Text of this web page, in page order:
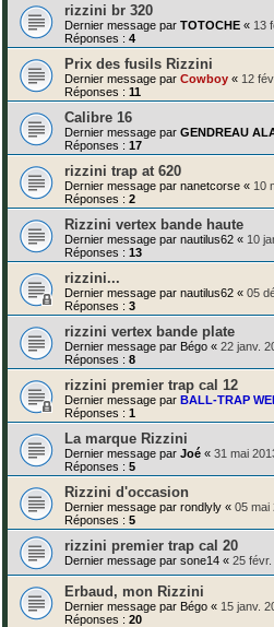
rizzini br 320
Dernier message par TOTOCHE « 13
Réponses : 4
Prix des fusils Rizzini
Dernier message par Cowboy « 12
Réponses : 11
Calibre 16
Dernier message par GENDREAU
Réponses : 17
rizzini trap at 620
Dernier message par nanetcorse « 10
Réponses : 2
Rizzini vertex bande haute
Dernier message par nautilus62 « 10
Réponses : 13
rizzini...
Dernier message par nautilus62 « 05
Réponses : 3
rizzini vertex bande plate
Dernier message par Bégo « 22 janv.
Réponses : 8
rizzini premier trap cal 12
Dernier message par BALL-TRAP
Réponses : 1
La marque Rizzini
Dernier message par Joé « 31 mai
Réponses : 5
Rizzini d'occasion
Dernier message par rondlyly « 05 mai
Réponses : 5
rizzini premier trap cal 20
Dernier message par sone14 « 25
Erbaud, mon Rizzini
Dernier message par Bégo « 15 janv.
Réponses : 20